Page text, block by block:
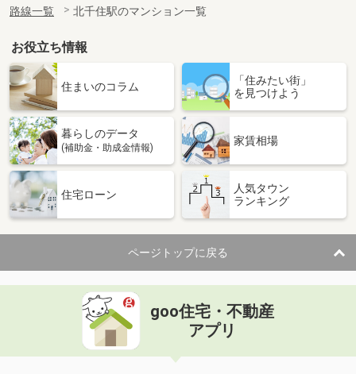
路線一覧
北千住駅のマンション一覧
お役立ち情報
住まいのコラム
「住みたい街」
を見つけよう
暮らしのデータ
(補助金・助成金情報)
家賃相場
住宅ローン
人気タウン
ランキング
ページトップに戻る
goo住宅・不動産
アプリ